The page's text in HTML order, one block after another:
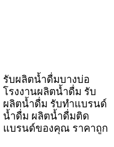
รับผลิตน้ำดื่มบางบ่อ
โรงงานผลิตน้ำดื่ม รับ
ผลิตน้ำดื่ม รับทำแบรนด์
น้ำดื่ม ผลิตน้ำดื่มติด
แบรนด์ของคุณ ราคาถูก